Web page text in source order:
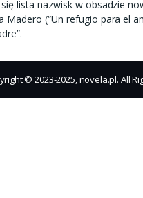
lista nazwisk w obsadzie
Madero (“Un refugio para el
© 2023-2025, novela.pl. All